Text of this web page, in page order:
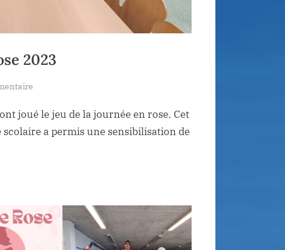
2023
en
rose
joué le jeu de la journée en rose. Cet
scolaire a permis une sensibilisation de